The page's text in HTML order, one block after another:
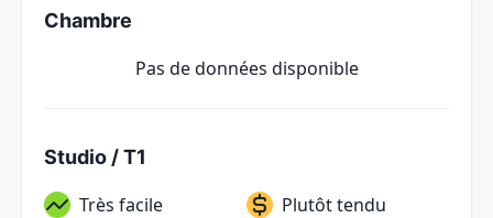
Chambre
Pas de données disponible
Studio / T1
Très facile Plutôt tendu